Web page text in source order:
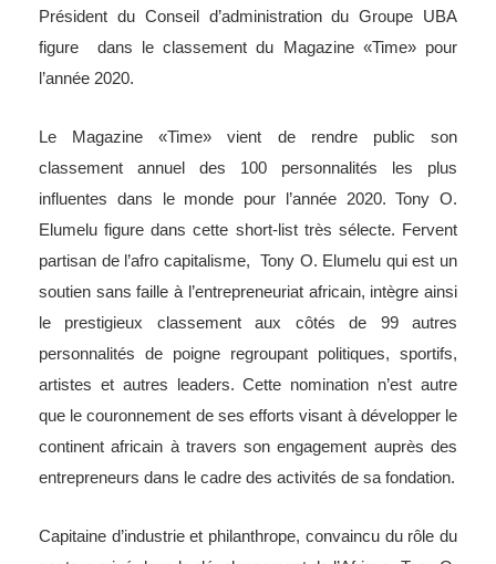
Président du Conseil d’administration du Groupe UBA
figure dans le classement du Magazine «Time» pour
l’année 2020.
Le Magazine «Time» vient de rendre public son
classement annuel des 100 personnalités les plus
influentes dans le monde pour l’année 2020. Tony O.
Elumelu figure dans cette short-list très sélecte. Fervent
partisan de l’afro capitalisme, Tony O. Elumelu qui est un
soutien sans faille à l’entrepreneuriat africain, intègre ainsi
le prestigieux classement aux côtés de 99 autres
personnalités de poigne regroupant politiques, sportifs,
artistes et autres leaders. Cette nomination n’est autre
que le couronnement de ses efforts visant à développer le
continent africain à travers son engagement auprès des
entrepreneurs dans le cadre des activités de sa fondation.
Capitaine d’industrie et philanthrope, convaincu du rôle du